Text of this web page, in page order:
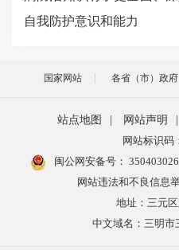
自我防护意识和能力
国家网站 各省（市）政府
站点地图 网站声明
网站标识码
闽公网安备号：
网站违法和不良信息
地址：三元
中文域名：三明市